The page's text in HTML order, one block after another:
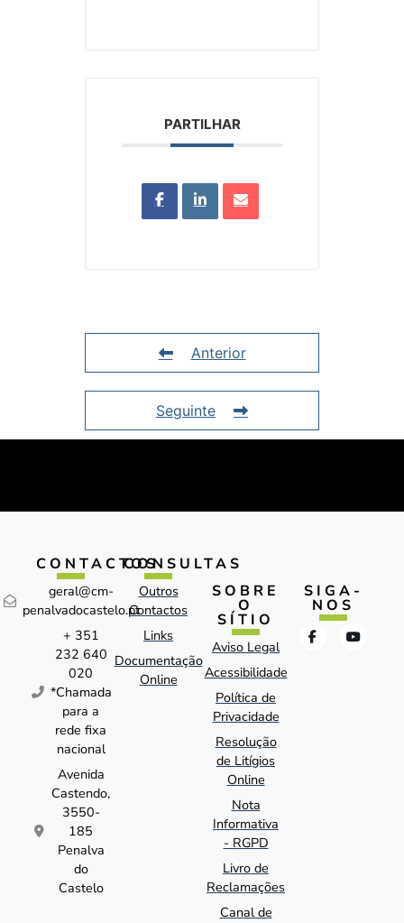
PARTILHAR
Anterior
Seguinte
CONTACTOS
geral@cm-
penalvadocastelo.pt
+ 351
232 640
020
*Chamada
para a
rede fixa
nacional
Avenida
Castendo,
3550-
185
Penalva
do
Castelo
CONSULTAS
Outros
Contactos
Links
Documentação
Online
SOBRE
O
SÍTIO
Aviso Legal
Acessibilidade
Política de
Privacidade
Resolução
de Litígios
Online
Nota
Informativa
- RGPD
Livro de
Reclamações
Canal de
SIGA-
NOS